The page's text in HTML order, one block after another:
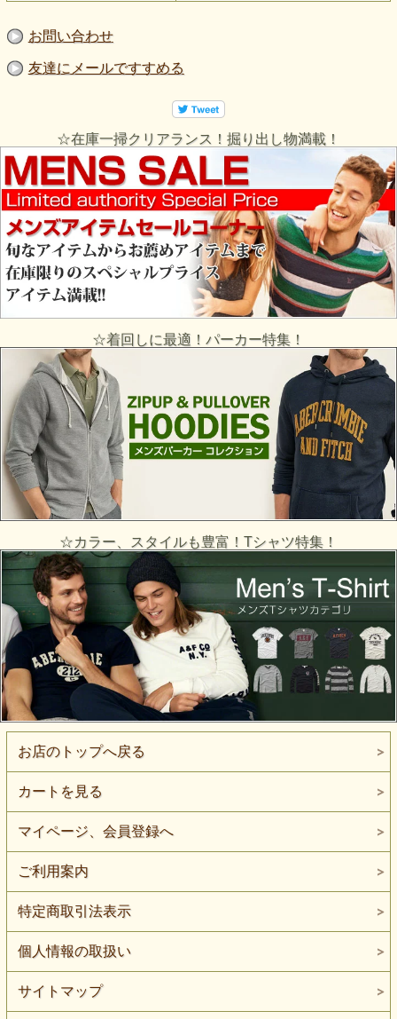
お問い合わせ
友達にメールですすめる
☆在庫一掃クリアランス！掘り出し物満載！
☆着回しに最適！パーカー特集！
☆カラー、スタイルも豊富！Tシャツ特集！
お店のトップへ戻る
カートを見る
マイページ、会員登録へ
ご利用案内
特定商取引法表示
個人情報の取扱い
サイトマップ